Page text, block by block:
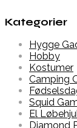
Kategorier
Hygge
Hobby
Kostumer
Camping
Squid
El
Diamond